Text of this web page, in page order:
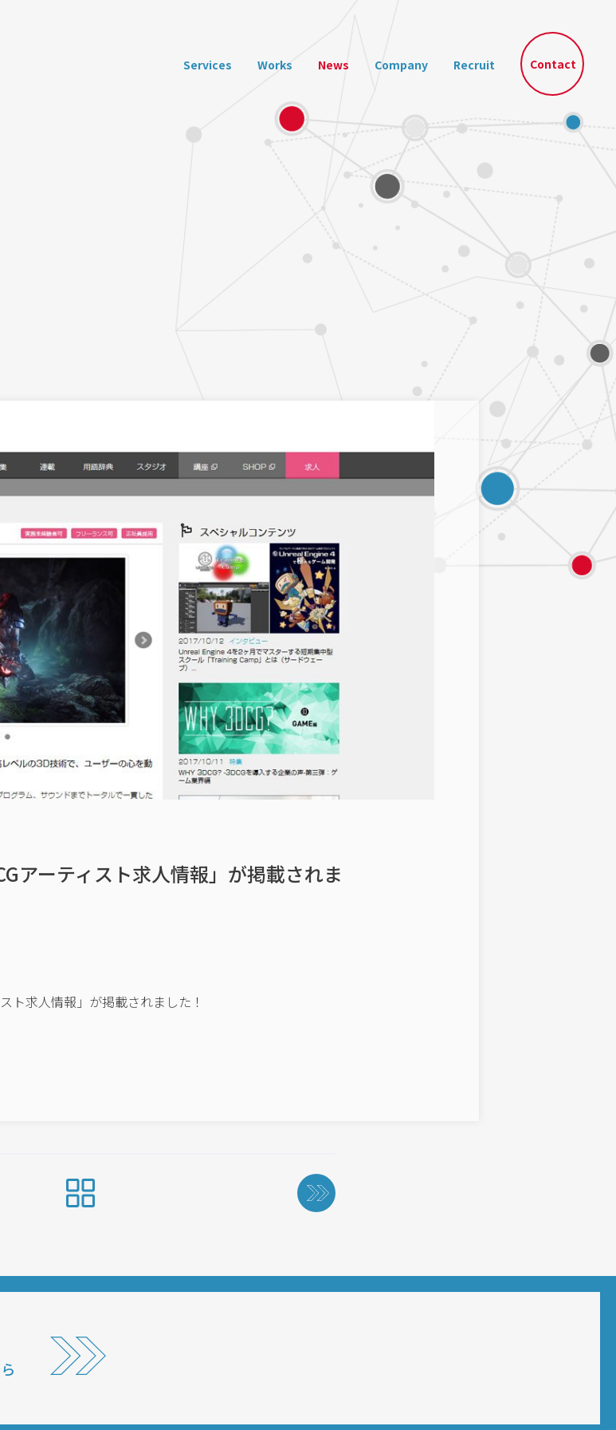
Services Works News Company Recruit Contact
アーティスト求人情報」が掲載されま
ト求人情報」が掲載されました！